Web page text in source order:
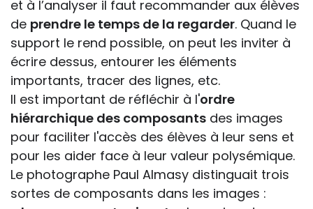
et à l’analyser il faut recommander aux élèves
de prendre le temps de la regarder. Quand le
support le rend possible, on peut les inviter à
écrire dessus, entourer les éléments
importants, tracer des lignes, etc.
Il est important de réfléchir à l'ordre
hiérarchique des composants des images
pour faciliter l'accès des élèves à leur sens et
pour les aider face à leur valeur polysémique.
Le photographe Paul Almasy distinguait trois
sortes de composants dans les images :